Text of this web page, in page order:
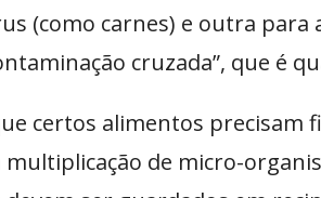
(como carnes) e outra
cruzada”, que é
certos alimentos
multiplicação de micro-